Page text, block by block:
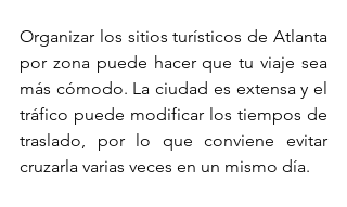
Organizar los sitios turísticos de Atlanta
por zona puede hacer que tu viaje sea
más cómodo. La ciudad es extensa y el
tráfico puede modificar los tiempos de
traslado, por lo que conviene evitar
cruzarla varias veces en un mismo día.